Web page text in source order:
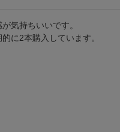
気持ちいいです。
に2本購入しています。